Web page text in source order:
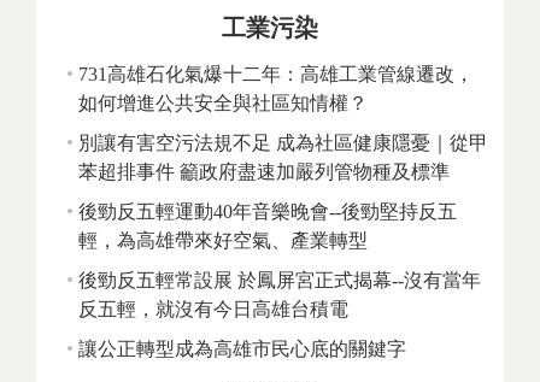
工業污染
731高雄石化氣爆十二年：高雄工業管線遷改，
如何增進公共安全與社區知情權？
別讓有害空污法規不足 成為社區健康隱憂｜從甲
苯超排事件 籲政府盡速加嚴列管物種及標準
後勁反五輕運動40年音樂晚會--後勁堅持反五
輕，為高雄帶來好空氣、產業轉型
後勁反五輕常設展 於鳳屏宮正式揭幕--沒有當年
反五輕，就沒有今日高雄台積電
讓公正轉型成為高雄市民心底的關鍵字